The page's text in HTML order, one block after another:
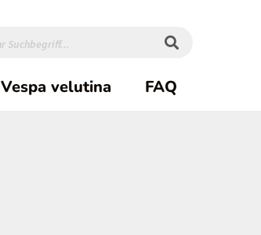
Vespa velutina FAQ